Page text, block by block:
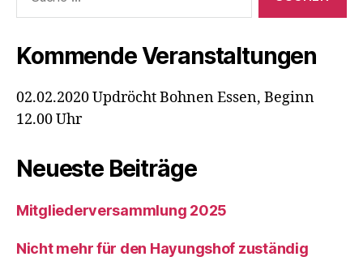
Kommende Veranstaltungen
02.02.2020 Updröcht Bohnen Essen, Beginn
12.00 Uhr
Neueste Beiträge
Mitgliederversammlung 2025
Nicht mehr für den Hayungshof zuständig